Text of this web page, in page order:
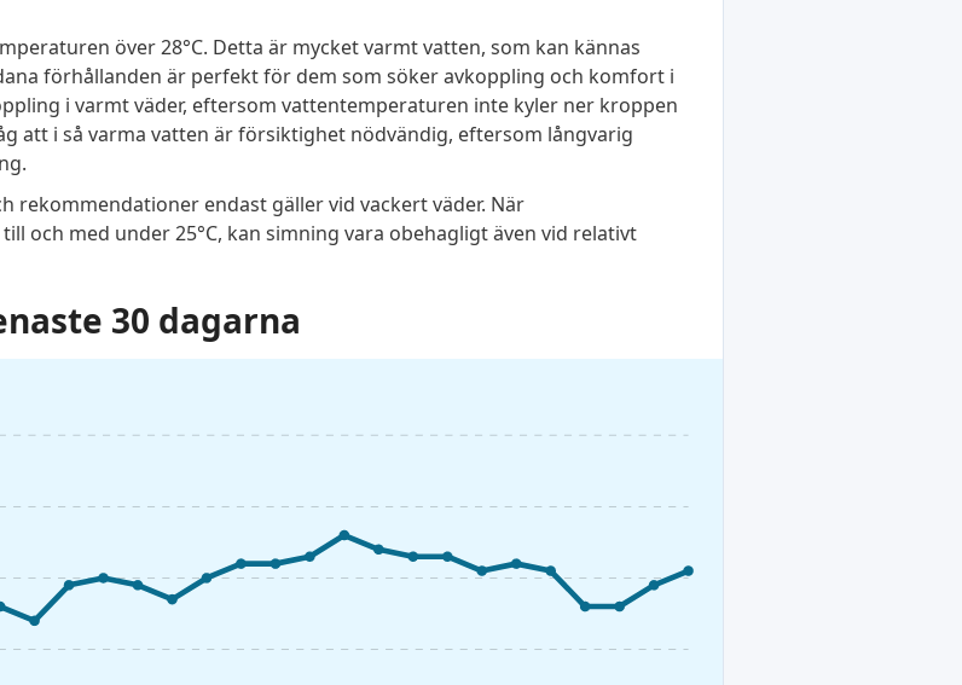
över 28°C. Detta är mycket varmt vatten, som kan kännas
förhållanden är perfekt för dem som söker avkoppling och komfort i
i varmt väder, eftersom vattentemperaturen inte kyler ner kroppen
att i så varma vatten är försiktighet nödvändig, eftersom långvarig
rekommendationer endast gäller vid vackert väder. När
och med under 25°C, kan simning vara obehagligt även vid relativt
30 dagarna